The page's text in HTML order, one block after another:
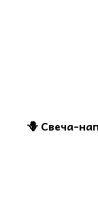
🪻 Свеча-